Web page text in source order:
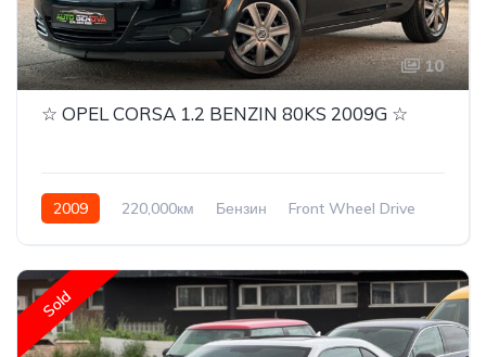
10
☆ OPEL CORSA 1.2 BENZIN 80KS 2009G ☆
2009 220,000км Бензин Front Wheel Drive
Sold